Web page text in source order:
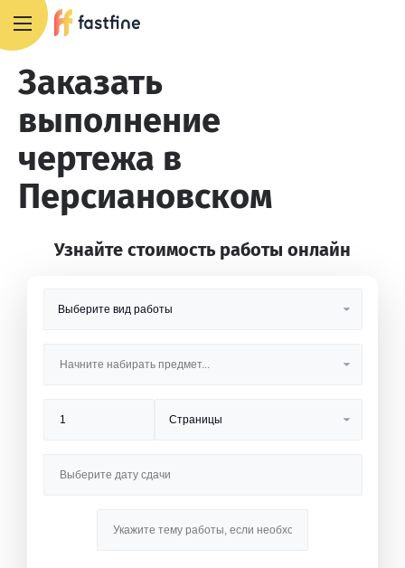
Заказать
выполнение
чертежа в
Персиановском
Узнайте стоимость работы онлайн